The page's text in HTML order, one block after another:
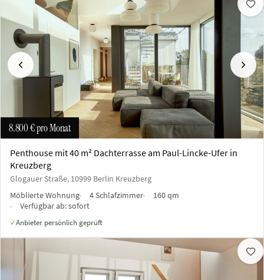
Vorherige
8.800 €pro Monat
Penthouse mit 40 m² Dachterrasse am Paul-Lincke-Ufer in
Kreuzberg
Glogauer Straße, 10999 Berlin Kreuzberg
Möblierte Wohnung
4 Schlafzimmer
160 qm
Verfügbar ab:sofort
✓Anbieter persönlich geprüft